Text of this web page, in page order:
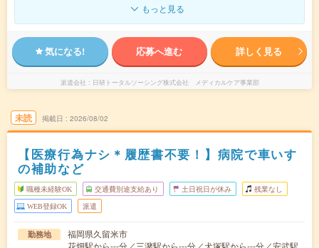
もっと見る
気になる! 応募へ進む 詳しく見る
派遣会社 日研トータルソーシング株式会社 メディカルケア事業部
未読 掲載日 2026/08/02
【医療行為ナシ＊履歴書不要！】病院で車いす
の補助など
職種未経験OK 交通費別途支給あり 土日祝日が休み 残業なし
WEB登録OK 派遣
勤務地
福岡県久留米市
花畑駅から---分／三潴駅から---分／犬塚駅から---分／安武駅